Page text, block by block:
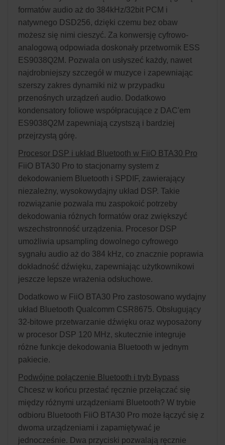
formatów audio aż do 384kHz/32bit PCM i
natywnego DSD256, dzięki czemu bez obaw
możesz się nimi cieszyć. Za konwersję cyfrowo-
analogową odpowiada doskonały przetwornik ESS
ES9038Q2M. Pozwala on usłyszeć każdy, nawet
najdrobniejszy szczegół w muzyce i zapewniając
szerszy zakres dynamiki niż w przypadku
przenośnych urządzeń audio. Dodatkowo
kondensatory foliowe współpracujące z DAC'em
ES9038Q2M zapewniają czystszą i bardziej
przejrzystą górę.
Procesor DSP i układ Bluetooth w FiiO BTA30 Pro
FiiO BTA30 Pro to stacjonarny system z
dekodowaniem Bluetooth i SPDIF, zawierający
niezależny, wysokowydajny układ DSP. Takie
rozwiązanie pozwala mu zaspokoić potrzeby
dekodowania różnych formatów oraz zwiększyć
wszechstronność urządzenia. Procesor DSP
umożliwia upsampling dowolnego cyfrowego
sygnału audio aż do 384 kHz, co znacznie poprawia
dokładność dźwięku, zapewniając użytkownikowi
jeszcze lepsze wrażenia odsłuchowe.
Dodatkowo w FiiO BTA30 Pro zastosowano wydajny
układ Bluetooth Qualcomm CSR8675. Obsługujący
32-bitowe przetwarzanie dźwięku oraz wyposażony
w procesor DSP 120 MHz, skutecznie integruje
różne funkcje dekodowania Bluetooth w jednym
pakiecie.
Podwójne połączenie Bluetooth i tryb Bypass
Chcesz w końcu przestać ręcznie przełączać się
między różnymi urządzeniami Bluetooth? W trybie
odbioru Bluetooth FiiO BTA30 Pro może łączyć się z
dwoma urządzeniami i zapamiętywać je
jednocześnie. Dwa przyciski pozwalają ręcznie